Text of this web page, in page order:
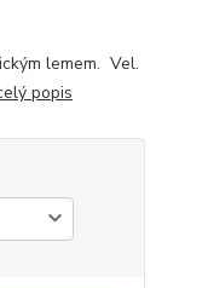
lemem. Vel.
popis